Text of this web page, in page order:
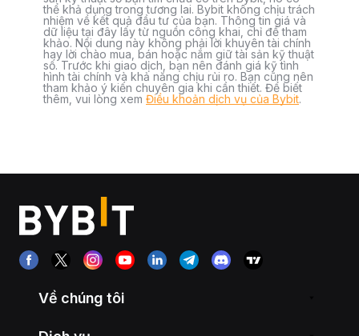
thể khả dụng trong tương lai. Bybit không chịu trách
nhiệm về kết quả đầu tư của bạn. Thông tin giá và
dữ liệu tại đây lấy từ nguồn công khai, chỉ để tham
khảo. Nội dung này không phải lời khuyên tài chính
hay lời chào mua, bán hoặc nắm giữ tài sản kỹ thuật
số. Trước khi giao dịch, bạn nên đánh giá kỹ tình
hình tài chính và khả năng chịu rủi ro. Bạn cũng nên
tham khảo ý kiến chuyên gia khi cần thiết. Để biết
thêm, vui lòng xem Điều khoản dịch vụ của Bybit.
Về chúng tôi